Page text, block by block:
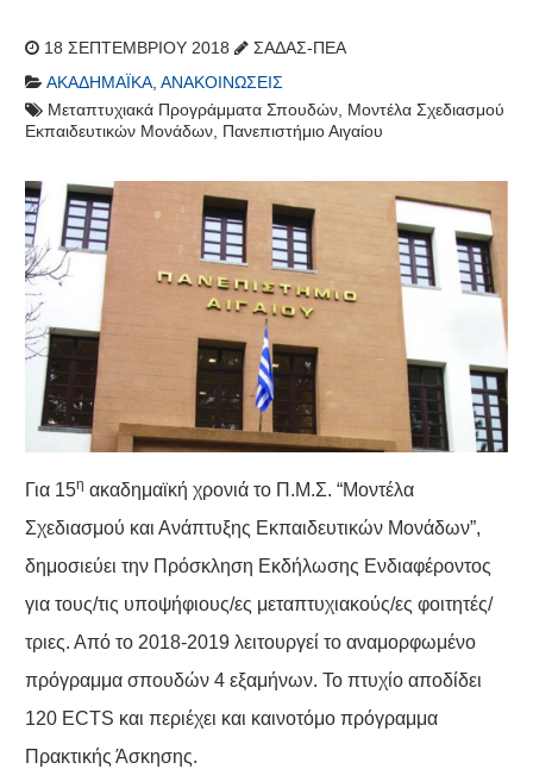
18 ΣΕΠΤΕΜΒΡΊΟΥ 2018
ΣΑΔΑΣ-ΠΕΑ
ΑΚΑΔΗΜΑΪΚΆ, ΑΝΑΚΟΙΝΏΣΕΙΣ
Μεταπτυχιακά Προγράμματα Σπουδών, Μοντέλα Σχεδιασμού
Εκπαιδευτικών Μονάδων, Πανεπιστήμιο Αιγαίου
Για 15η ακαδημαϊκή χρονιά το Π.Μ.Σ. “Μοντέλα
Σχεδιασμού και Ανάπτυξης Εκπαιδευτικών Μονάδων”,
δημοσιεύει την Πρόσκληση Εκδήλωσης Ενδιαφέροντος
για τους/τις υποψήφιους/ες μεταπτυχιακούς/ες φοιτητές/
τριες. Από το 2018-2019 λειτουργεί το αναμορφωμένο
πρόγραμμα σπουδών 4 εξαμήνων. Το πτυχίο αποδίδει
120 ECTS και περιέχει και καινοτόμο πρόγραμμα
Πρακτικής Άσκησης.